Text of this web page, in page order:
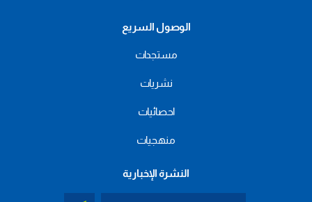
الوصول السريع
مستجدات
نشريات
احصائيات
منهجيات
النشرة الإخبارية